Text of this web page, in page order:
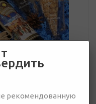
рекомендованную